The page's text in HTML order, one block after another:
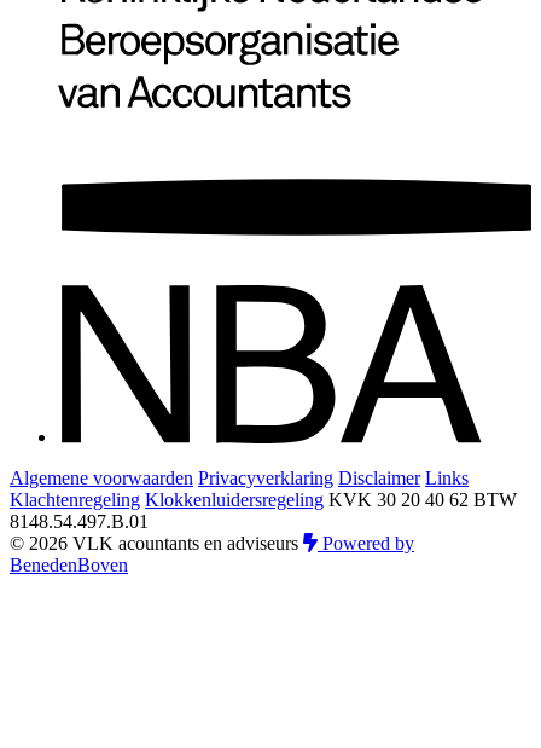
Algemene voorwaarden Privacyverklaring Disclaimer Links
Klachtenregeling Klokkenluidersregeling KVK 30 20 40 62 BTW
8148.54.497.B.01
© 2026 VLK acountants en adviseurs
Powered by
BenedenBoven